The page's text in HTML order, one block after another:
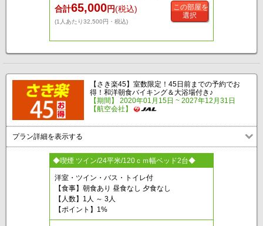
合計65,000円(税込)
(1人あたり32,500円・税込)
この部屋を
選択
【さき楽45】室数限定！45日前までの予約でお
得！和洋朝食バイキング＆大浴場付き♪
【期間】 2020年01月15日 ~ 2027年12月31日
【航空会社】
プラン詳細を表示する
◆喫煙 ツイン/24平米/120ｃｍ幅ベッド2台◆
洋室・ツイン・バス・トイレ付
【食事】朝食あり 昼食なし 夕食なし
【人数】1人 ～ 3人
【ポイント】1%